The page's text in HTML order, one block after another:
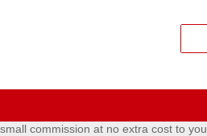
commission at no extra cost to you.